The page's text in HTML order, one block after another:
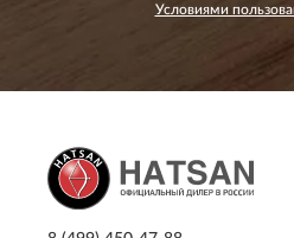
Условиями